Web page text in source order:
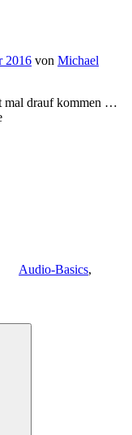
2016 von Michael
mal drauf kommen …
Audio-Basics,